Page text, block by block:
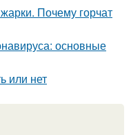
Почему горчат
основные
или нет